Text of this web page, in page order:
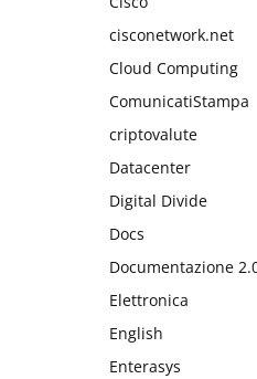
cisconetwork.net
Cloud Computing
ComunicatiStampa
criptovalute
Datacenter
Digital Divide
Docs
Documentazione
Elettronica
English
Enterasys